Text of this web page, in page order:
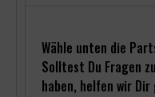
Wähle unten die
Solltest Du Fragen
haben, helfen wir